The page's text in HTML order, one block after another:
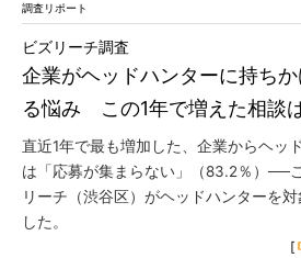
調査リポート
企業がヘッドハンターに持ち
る悩み この1年で増えた相談
ビズリーチ調査
直近1年で最も増加した、企業からヘッ
は「応募が集まらない」（83.2％）──
リーチ（渋谷区）がヘッドハンターを
した。
[